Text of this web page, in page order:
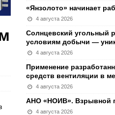
«Янзолото» начинает
4 августа 2026
Солнцевский угольный
условиям добычи —
4 августа 2026
Применение
средств вентиляции в
4 августа 2026
АНО «НОИВ». Взрывной
4 августа 2026